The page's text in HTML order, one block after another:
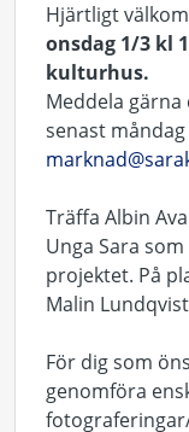
Hjärtligt
onsdag 1/3 kl
kulturhus.
Meddela
senast
Träffa Albin
Unga Sara
projektet. På
Malin
För dig som
genomföra